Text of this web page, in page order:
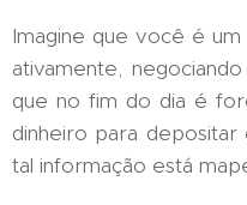
Imagine que você é
ativamente,
que no fim do dia é
dinheiro para depositar
tal informação está